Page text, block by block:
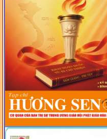
TRUNG ƯƠNG, BAN ĐẠI
DIỆN TỈNH VÀ GIÁO LÝ
VIÊN - CHUYÊN ĐỀ: SỰ RA
ĐỜI, BẢN CHẤT, CHỨC
NĂNG VÀ HÌNH THỨC CỦA
NƯỚC CHXHCN VIỆT NAM